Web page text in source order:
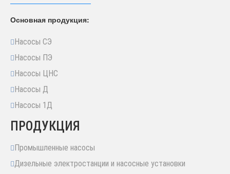
Основная продукция:
Насосы СЭ
Насосы ПЭ
Насосы ЦНС
Насосы Д
Насосы 1Д
ПРОДУКЦИЯ
Промышленные насосы
Дизельные электростанции и насосные установки